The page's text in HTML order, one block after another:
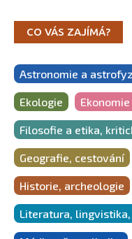
CO VÁS ZAJÍMÁ?
Astronomie a
Ekologie
Filosofie a etika,
Geografie, cestování
Historie, archeologie
Literatura,